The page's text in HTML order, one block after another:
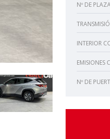
Nº DE
INTERIOR
EMISIONES
Nº DE